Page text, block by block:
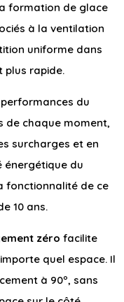
formation de glace
à la ventilation
uniforme dans
plus rapide.
du
de chaque moment,
surcharges et en
du
fonctionnalité de ce
10 ans.
zéro facilite
quel espace. Il
à 90º, sans